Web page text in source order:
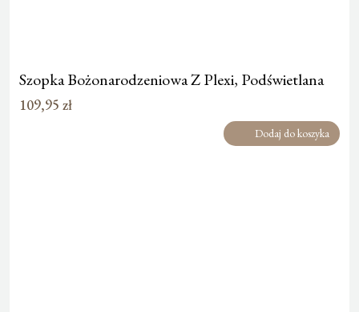
Szopka Bożonarodzeniowa Z Plexi, Podświetlana
109,95 zł
Dodaj do koszyka